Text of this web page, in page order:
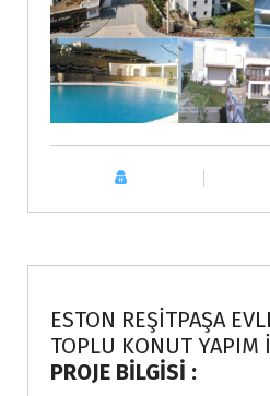
ESTON REŞİTPAŞA
TOPLU KONUT YAPIM
PROJE BİLGİSİ :